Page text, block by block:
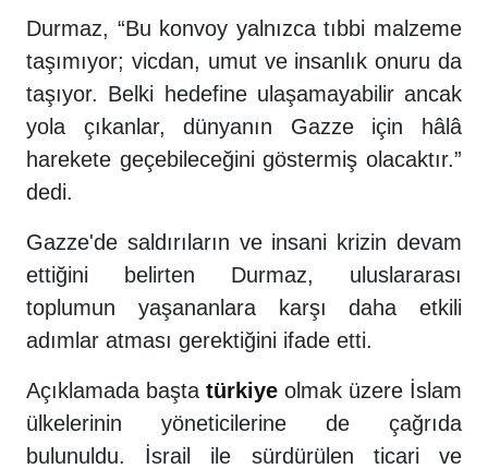
Durmaz, “Bu konvoy yalnızca tıbbi malzeme
taşımıyor; vicdan, umut ve insanlık onuru da
taşıyor. Belki hedefine ulaşamayabilir ancak
yola çıkanlar, dünyanın Gazze için hâlâ
harekete geçebileceğini göstermiş olacaktır.”
dedi.
Gazze'de saldırıların ve insani krizin devam
ettiğini belirten Durmaz, uluslararası
toplumun yaşananlara karşı daha etkili
adımlar atması gerektiğini ifade etti.
Açıklamada başta türkiye olmak üzere İslam
ülkelerinin yöneticilerine de çağrıda
bulunuldu. İsrail ile sürdürülen ticari ve